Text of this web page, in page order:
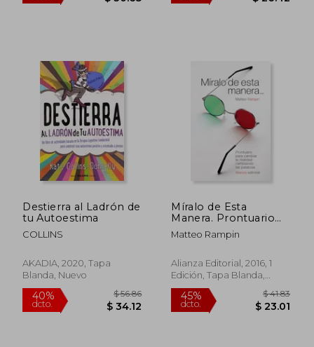
40%
dcto. $ 45.97
45%
dcto.
Destierra al Ladrón de
tu Autoestima
COLLINS
AKADIA, 2020, Tapa
Blanda, Nuevo
Míralo de Esta
Manera. Prontuario
Para Cambiar la
Realidad Cambiando
de Bolsillo - Ciencias
Sociales)
Matteo Rampin
Alianza Editorial, 2016, 1
Edición, Tapa Blanda,
Usado